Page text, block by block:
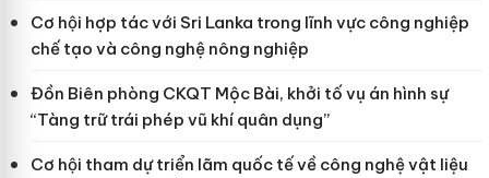
Cơ hội hợp tác với Sri Lanka trong lĩnh vực công nghiệp
chế tạo và công nghệ nông nghiệp
Đồn Biên phòng CKQT Mộc Bài, khởi tố vụ án hình sự
“Tàng trữ trái phép vũ khí quân dụng”
Cơ hội tham dự triển lãm quốc tế về công nghệ vật liệu